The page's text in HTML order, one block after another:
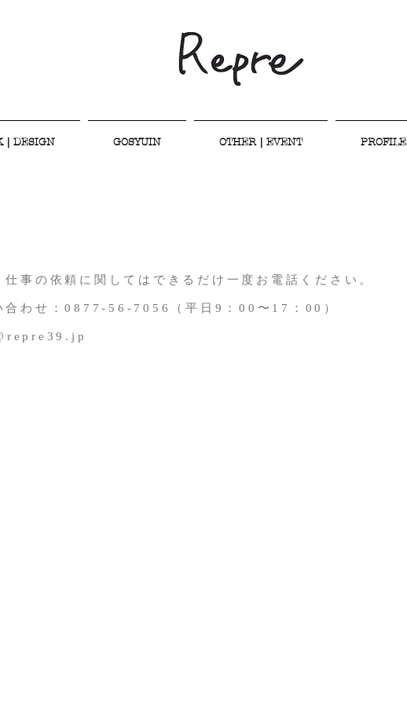
｜DESIGN GOSYUIN OTHER｜EVENT PROFILE
仕事の依頼に関してはできるだけ一度お電話ください。
合わせ：0877-56-7056（平日9：00〜17：00）